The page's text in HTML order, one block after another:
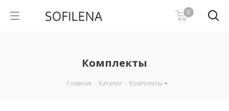
0
Комплекты
Главная - Каталог - Комплекты